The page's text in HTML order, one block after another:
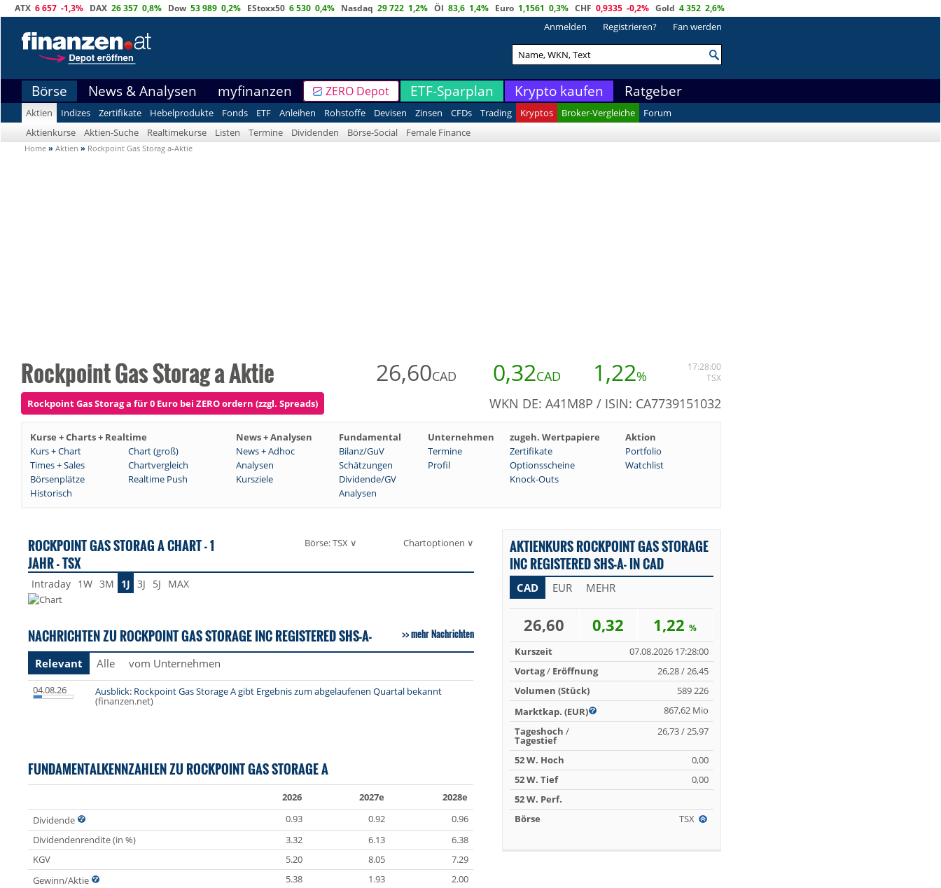
ATX 6 657 -1,3% DAX 26 357 0,8% Dow 53 989 0,2% EStoxx50 6 530 0,4% Nasdaq 29 722 1,2% Öl 83,6 1,4% Euro 1,1561 0,3% CHF 0,9335 -0,2% Gold 4 352 2,6%
Anmelden Registrieren? Fan werden
Börse News & Analysen myfinanzen ZERO Depot ETF-Sparplan Krypto kaufen Ratgeber
Aktien Indizes Zertifikate Hebelprodukte Fonds ETF Anleihen Rohstoffe Devisen Zinsen CFDs Trading Kryptos Broker-Vergleiche
Forum
Aktienkurse
Aktien-Suche Realtimekurse Listen Termine Dividenden Börse-Social Female Finance
Home » Aktien » Rockpoint Gas Storag a-Aktie
Rockpoint Gas Storag a Aktie 26,60CAD 0,32CAD 1,22%
17:28:00
TSX
Rockpoint Gas Storag a für 0 Euro bei ZERO ordern (zzgl. Spreads) WKN DE: A41M8P / ISIN: CA7739151032
Kurse + Charts + Realtime News + Analysen Fundamental Unternehmen zugeh. Wertpapiere
Aktion
Kurs + Chart
Chart (groß) News + Adhoc Bilanz/GuV Termine Zertifikate
Portfolio
Times + Sales
Chartvergleich Analysen Schätzungen Profil Optionsscheine
Watchlist
Börsenplätze
Realtime Push Kursziele Dividende/GV
Knock-Outs
Historisch
Analysen
ROCKPOINT GAS STORAG A CHART - 1
JAHR - TSX
Börse: TSX ∨ Chartoptionen ∨
Intraday 1W 3M 1J 3J 5J MAX
NACHRICHTEN ZU ROCKPOINT GAS STORAGE INC REGISTERED SHS-A- mehr Nachrichten
Relevant Alle vom Unternehmen
04.08.26 Ausblick: Rockpoint Gas Storage A gibt Ergebnis zum abgelaufenen Quartal bekannt
(finanzen.net)
FUNDAMENTALKENNZAHLEN ZU ROCKPOINT GAS STORAGE A
2026 2027e
2028e
Dividende
0.93 0.92
0.96
Dividendenrendite (in %)
3.32 6.13
6.38
KGV
5.20 8.05
7.29
Gewinn/Aktie
5.38 1.93 2.00
AKTIENKURS ROCKPOINT GAS STORAGE
INC REGISTERED SHS-A- IN CAD
CAD EUR MEHR
26,60 0,32 1,22%
Kurszeit
07.08.2026 17:28:00
Vortag/ Eröffnung
26,28 / 26,45
Volumen (Stück)
589 226
Marktkap. (EUR)
867,62 Mio
Tageshoch /
Tagestief
26,73 / 25,97
52 W. Hoch
0,00
52 W. Tief
0,00
52 W. Perf.
Börse
TSX